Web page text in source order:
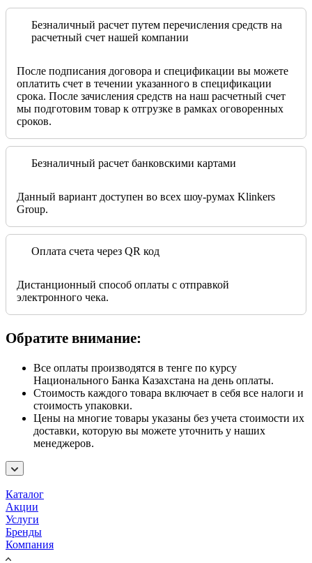
Безналичный расчет путем перечисления средств на
расчетный счет нашей компании
После подписания договора и спецификации вы можете
оплатить счет в течении указанного в спецификации
срока. После зачисления средств на наш расчетный счет
мы подготовим товар к отгрузке в рамках оговоренных
сроков.
Безналичный расчет банковскими картами
Данный вариант доступен во всех шоу-румах Klinkers
Group.
Оплата счета через QR код
Дистанционный способ оплаты с отправкой
электронного чека.
Обратите внимание:
Все оплаты производятся в тенге по курсу
Национального Банка Казахстана на день оплаты.
Стоимость каждого товара включает в себя все налоги и
стоимость упаковки.
Цены на многие товары указаны без учета стоимости их
доставки, которую вы можете уточнить у наших
менеджеров.
Каталог
Акции
Услуги
Бренды
Компания